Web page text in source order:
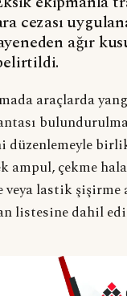
cezası
ağır
araçlarda
düzenlemeyle
ampul, çekme
lastik şişirme
listesine dahil